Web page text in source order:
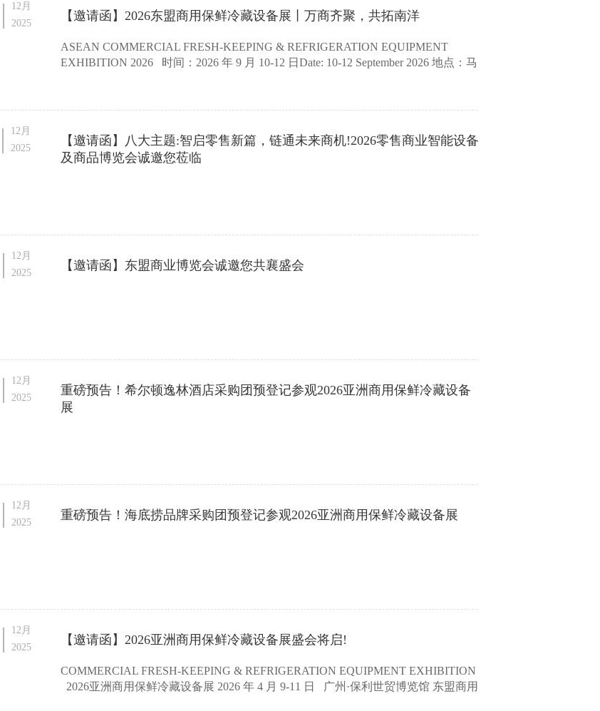
12月
2025
【邀请函】2026东盟商用保鲜冷藏设备展丨万商齐聚，共拓南洋
ASEAN COMMERCIAL FRESH-KEEPING & REFRIGERATION EQUIPMENT
EXHIBITION 2026 时间：2026 年 9 月 10-12 日Date: 10-12 September 2026 地点：马
12月
2025
【邀请函】八大主题:智启零售新篇，链通未来商机!2026零售商业智能设备
及商品博览会诚邀您莅临
12月
2025
【邀请函】东盟商业博览会诚邀您共襄盛会
12月
2025
重磅预告！希尔顿逸林酒店采购团预登记参观2026亚洲商用保鲜冷藏设备
展
12月
2025
重磅预告！海底捞品牌采购团预登记参观2026亚洲商用保鲜冷藏设备展
12月
2025
【邀请函】2026亚洲商用保鲜冷藏设备展盛会将启!
COMMERCIAL FRESH-KEEPING & REFRIGERATION EQUIPMENT EXHIBITION
2026亚洲商用保鲜冷藏设备展 2026 年 4 月 9-11 日 广州·保利世贸博览馆 东盟商用